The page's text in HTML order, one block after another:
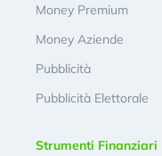
Money Premium
Money Aziende
Pubblicità
Pubblicità Elettorale
Strumenti Finanziari